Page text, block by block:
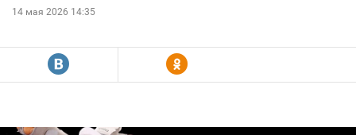
14 мая 2026 14:35
R Y